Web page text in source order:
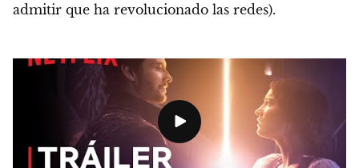
admitir que ha revolucionado las redes).